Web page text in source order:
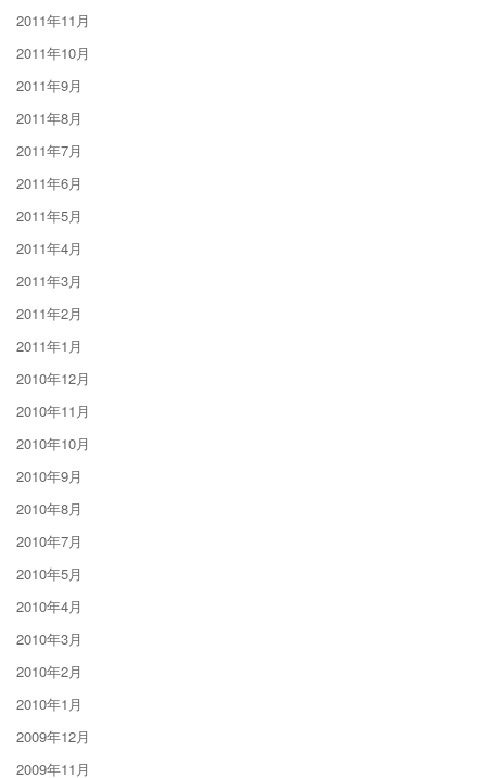
2011年11月
2011年10月
2011年9月
2011年8月
2011年7月
2011年6月
2011年5月
2011年4月
2011年3月
2011年2月
2011年1月
2010年12月
2010年11月
2010年10月
2010年9月
2010年8月
2010年7月
2010年5月
2010年4月
2010年3月
2010年2月
2010年1月
2009年12月
2009年11月